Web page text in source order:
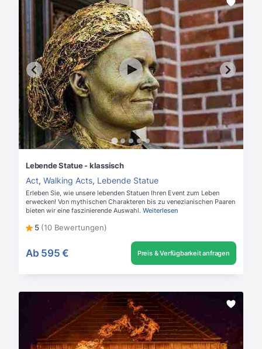
Lebende Statue - klassisch
Act, Walking Acts, Lebende Statue
Erleben Sie, wie unsere lebenden Statuen Ihren Event zum Leben
erwecken! Von mythischen Charakteren bis zu venezianischen Paaren
bieten wir eine faszinierende Auswahl. Weiterlesen
5 (10 Bewertungen)
Ab 595 € Preis & Verfügbarkeit anfragen